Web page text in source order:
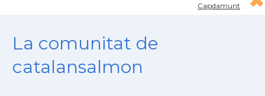
Capdamunt
La comunitat de
catalansalmon